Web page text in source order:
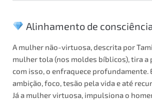
Alinhamento de
A mulher não-virtuosa, descrita por
mulher tola (nos moldes bíblicos), tira a
com isso, o enfraquece profundamente.
ambição, foco, tesão pela vida e até
Já a mulher virtuosa, impulsiona o